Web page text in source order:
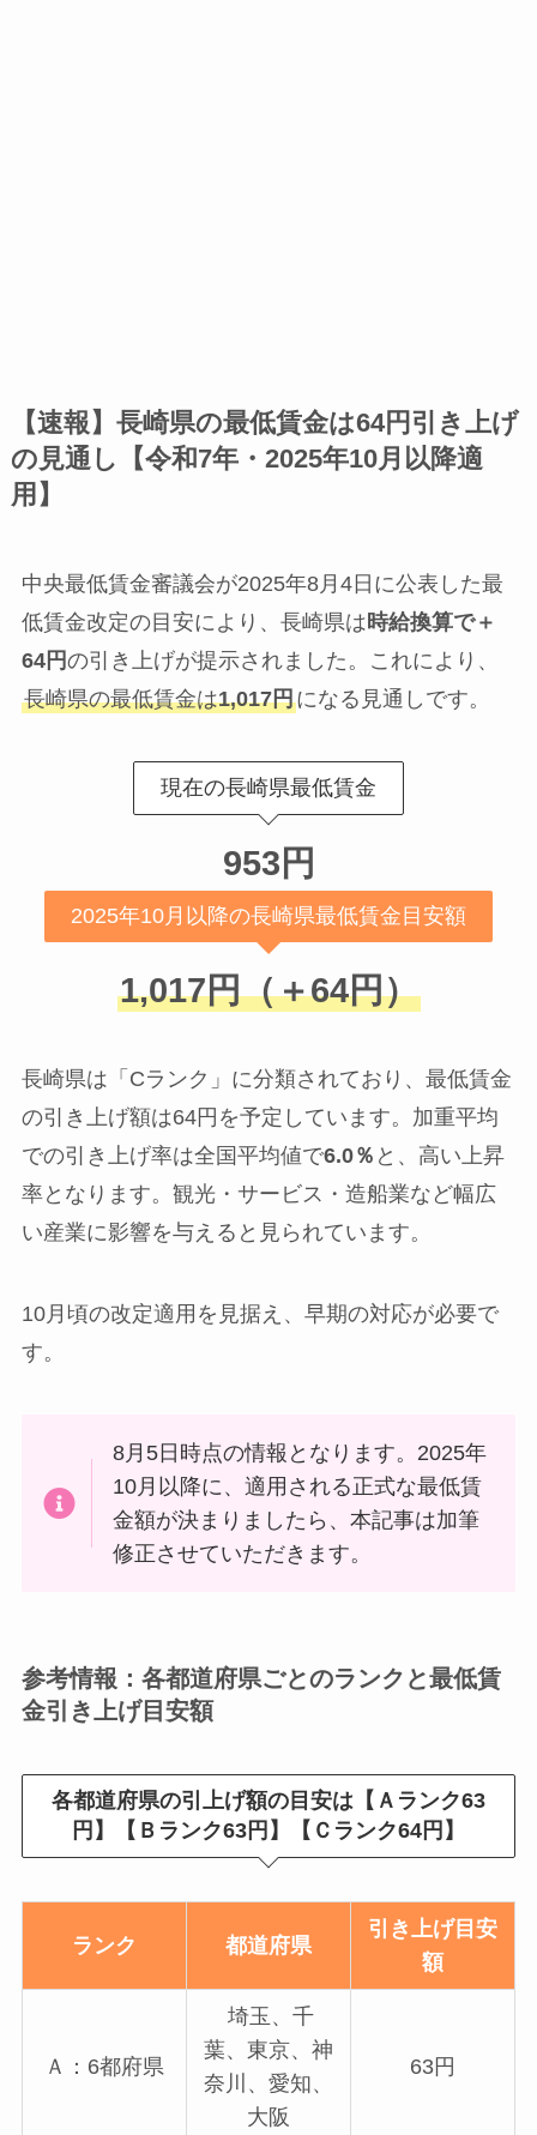
【速報】長崎県の最低賃金は64円引き上げ
の見通し【令和7年・2025年10月以降適
用】
中央最低賃金審議会が2025年8月4日に公表した最
低賃金改定の目安により、長崎県は時給換算で＋
64円の引き上げが提示されました。これにより、
長崎県の最低賃金は1,017円になる見通しです。
現在の長崎県最低賃金
953円
2025年10月以降の長崎県最低賃金目安額
1,017円（＋64円）
長崎県は「Cランク」に分類されており、最低賃金
の引き上げ額は64円を予定しています。加重平均
での引き上げ率は全国平均値で6.0％ と、高い上昇
率となります。観光・サービス・造船業など幅広
い産業に影響を与えると見られています。
10月頃の改定適用を見据え、早期の対応が必要で
す。
8月5日時点の情報となります。2025年
10月以降に、適用される正式な最低賃
金額が決まりましたら、本記事は加筆
修正させていただきます。
参考情報：各都道府県ごとのランクと最低賃
金引き上げ目安額
各都道府県の引上げ額の目安は【Ａランク63
円 】 【Ｂランク63円 】 【Ｃランク64円 】
ランク 都道府県
引き上げ目安
額
Ａ：6都府県
埼玉、千
葉、東京、神
奈川、愛知、
大阪
63円